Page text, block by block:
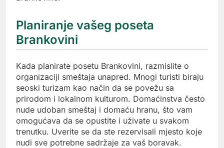
Planiranje vašeg poseta
Brankovini
Kada planirate posetu Brankovini, razmislite o
organizaciji smeštaja unapred. Mnogi turisti biraju
seoski turizam kao način da se povežu sa
prirodom i lokalnom kulturom. Domaćinstva često
nude udoban smeštaj i domaću hranu, što vam
omogućava da se opustite i uživate u svakom
trenutku. Uverite se da ste rezervisali mjesto koje
nudi sve potrebne sadržaje za vaš boravak.